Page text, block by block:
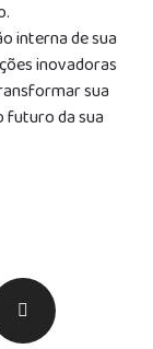
interna de sua
inovadoras
sua
futuro da sua